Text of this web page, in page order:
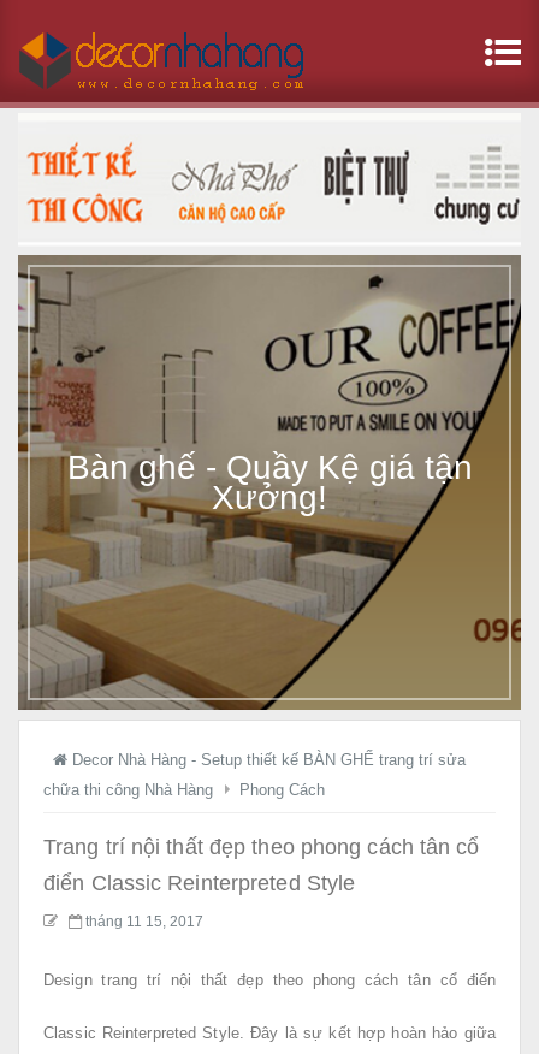
B
g
ế
-
Q
u
ầ
K
á
t
X
ư
Bàn ghế - Quầy Kệ giá tận
Xưởng!
Decor Nhà Hàng - Setup thiết kế BÀN GHẾ trang trí sửa
chữa thi công Nhà Hàng
Phong Cách
Trang trí nội thất đẹp theo phong cách tân cổ
điển Classic Reinterpreted Style
tháng 11 15, 2017
Design trang trí nội thất đẹp theo phong cách tân cổ điển
Classic Reinterpreted Style. Đây là sự kết hợp hoàn hảo giữa